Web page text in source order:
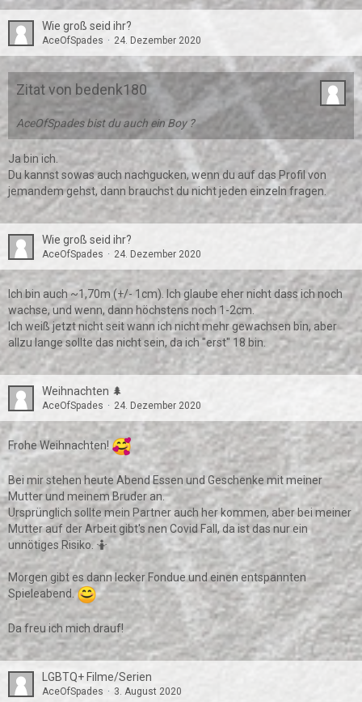
Wie groß seid ihr?
AceOfSpades 24. Dezember 2020
Zitat von bedenk180
AceOfSpades bist du auch ein Boy ?
Ja bin ich.
Du kannst sowas auch nachgucken, wenn du auf das Profil von
jemandem gehst, dann brauchst du nicht jeden einzeln fragen.
Wie groß seid ihr?
AceOfSpades 24. Dezember 2020
Ich bin auch ~1,70m (+/- 1cm). Ich glaube eher nicht dass ich noch
wachse, und wenn, dann höchstens noch 1-2cm.
Ich weiß jetzt nicht seit wann ich nicht mehr gewachsen bin, aber
allzu lange sollte das nicht sein, da ich "erst" 18 bin.
Weihnachten 🌲
AceOfSpades 24. Dezember 2020
Frohe Weihnachten!
Bei mir stehen heute Abend Essen und Geschenke mit meiner
Mutter und meinem Bruder an.
Ursprünglich sollte mein Partner auch her kommen, aber bei meiner
Mutter auf der Arbeit gibt's nen Covid Fall, da ist das nur ein
unnötiges Risiko. 🤷
Morgen gibt es dann lecker Fondue und einen entspannten
Spieleabend.
Da freu ich mich drauf!
LGBTQ+ Filme/Serien
AceOfSpades 3. August 2020